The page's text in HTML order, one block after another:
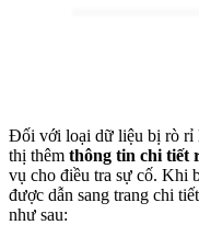
Đối với loại dữ liệu bị rò rỉ
thị thêm thông tin chi tiết
vụ cho điều tra sự cố. Khi
được dẫn sang trang chi
như sau: